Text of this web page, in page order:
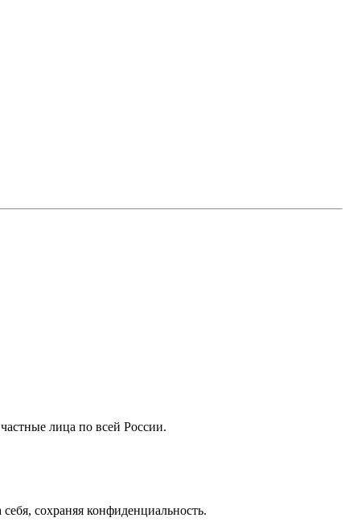
лица по всей России.
сохраняя конфиденциальность.